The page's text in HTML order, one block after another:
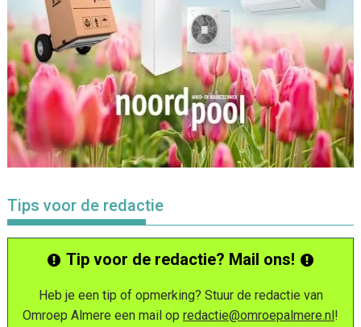
Tips voor de redactie
Tip voor de redactie? Mail ons!
Heb je een tip of opmerking? Stuur de redactie van
Omroep Almere een mail op redactie@omroepalmere.nl!